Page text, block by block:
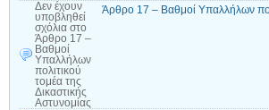
Δεν έχουν
υποβληθεί
σχόλια στο
Άρθρο 17 –
Βαθμοί
Υπαλλήλων
πολιτικού
τομέα της
Δικαστικής
Αστυνομίας
Άρθρο 17 – Βαθμοί Υπαλλήλων